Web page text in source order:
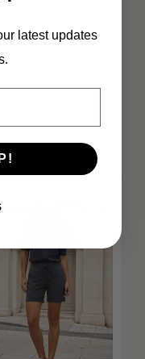
latest updates